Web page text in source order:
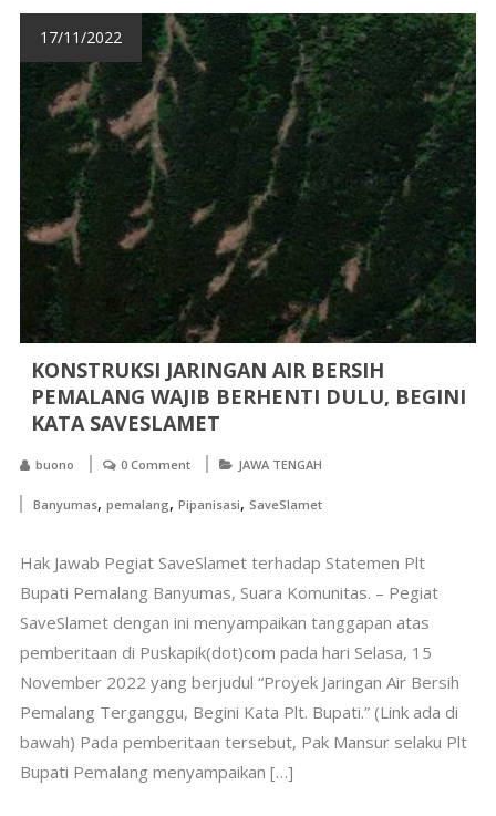
17/11/2022
KONSTRUKSI JARINGAN AIR BERSIH
PEMALANG WAJIB BERHENTI DULU, BEGINI
KATA SAVESLAMET
buono 0 Comment JAWA TENGAH
Banyumas, pemalang, Pipanisasi, SaveSlamet
Hak Jawab Pegiat SaveSlamet terhadap Statemen Plt
Bupati Pemalang Banyumas, Suara Komunitas. – Pegiat
SaveSlamet dengan ini menyampaikan tanggapan atas
pemberitaan di Puskapik(dot)com pada hari Selasa, 15
November 2022 yang berjudul “Proyek Jaringan Air Bersih
Pemalang Terganggu, Begini Kata Plt. Bupati.” (Link ada di
bawah) Pada pemberitaan tersebut, Pak Mansur selaku Plt
Bupati Pemalang menyampaikan […]